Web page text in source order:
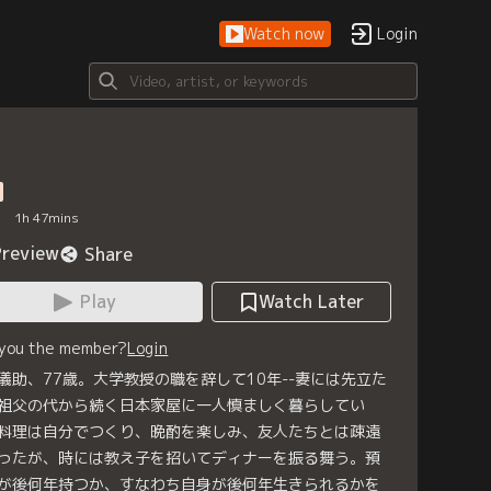
Watch now Login
1h 47mins
Share
Play
Watch Later
the member?Login
助、77歳。大学教授の職を辞して10年--妻には先立た
父の代から続く日本家屋に一人慎ましく暮らしてい
理は自分でつくり、晩酌を楽しみ、友人たちとは疎遠
たが、時には教え子を招いてディナーを振る舞う。預
後何年持つか、すなわち自身が後何年生きられるかを